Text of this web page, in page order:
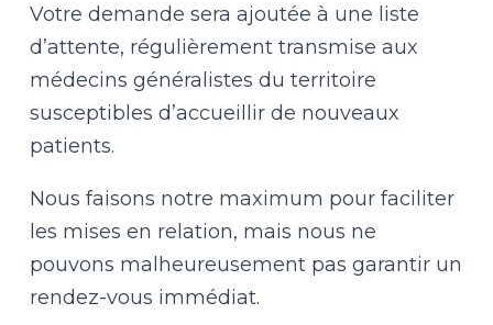
Votre demande sera ajoutée à une liste
d’attente, régulièrement transmise aux
médecins généralistes du territoire
susceptibles d’accueillir de nouveaux
patients.
Nous faisons notre maximum pour faciliter
les mises en relation, mais nous ne
pouvons malheureusement pas garantir un
rendez-vous immédiat.